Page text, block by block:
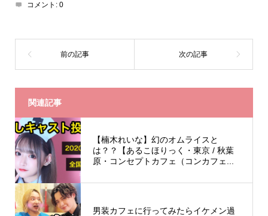
コメント: 0
関連記事
【楠木れいな】幻のオムライスと
は？？【あるこほりっく・東京 / 秋葉
原・コンセプトカフェ（コンカフェ...
男装カフェに行ってみたらイケメン過